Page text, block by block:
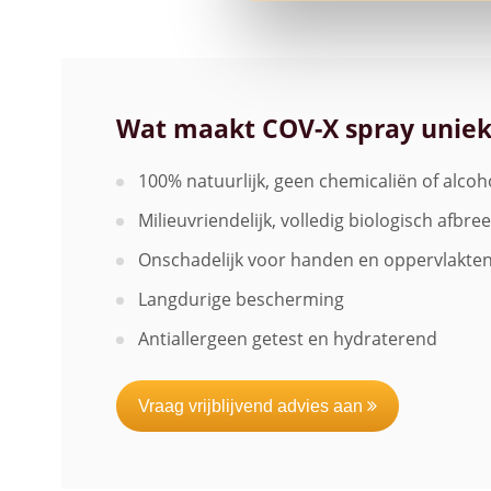
Wat maakt COV-X spray
100% natuurlijk, geen chemicaliën of
Milieuvriendelijk, volledig biologisch
Onschadelijk voor handen en oppervlakten
Langdurige bescherming
Antiallergeen getest en hydraterend
Vraag vrijblijvend advies aan